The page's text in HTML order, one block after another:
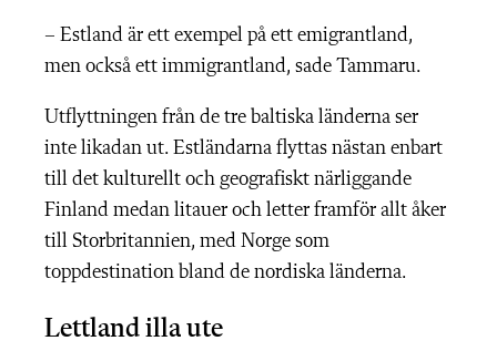
– Estland är ett exempel på ett emigrantland,
men också ett immigrantland, sade Tammaru.
Utflyttningen från de tre baltiska länderna ser
inte likadan ut. Estländarna flyttas nästan enbart
till det kulturellt och geografiskt närliggande
Finland medan litauer och letter framför allt åker
till Storbritannien, med Norge som
toppdestination bland de nordiska länderna.
Lettland illa ute